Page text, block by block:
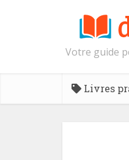
Votre guide
Livres